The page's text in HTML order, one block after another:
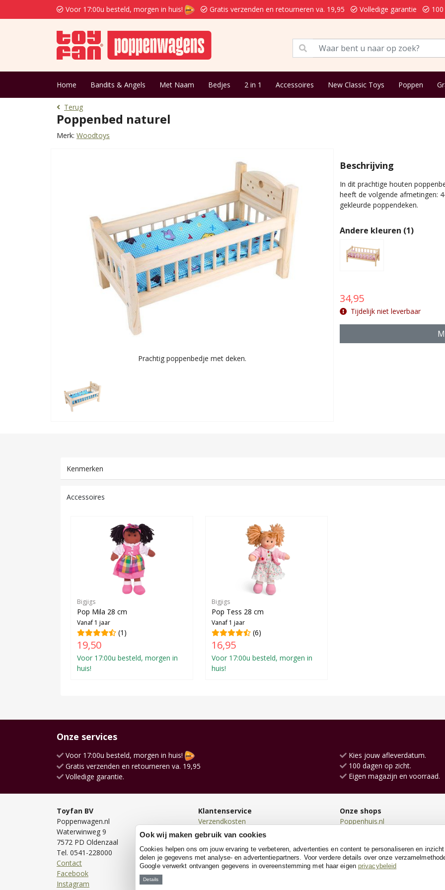
Voor 17:00u besteld, morgen in huis! Gratis verzenden en retourneren va. 19,95 Volledige garantie
Home Bandits & Angels Met Naam Bedjes 2 in 1 Accessoires New Classic Toys Poppen
Terug
Poppenbed naturel
Merk: Woodtoys
Prachtig poppenbedje met deken.
Beschrijving
In dit prachtige houten
heeft de volgende afmetingen:
gekleurde poppendeken.
Andere kleuren (1)
34,95
Tijdelijk niet leverbaar
Kenmerken
Accessoires
Bigjigs
Pop Mila 28 cm
Vanaf 1 jaar
(1)
19,50
Voor 17:00u besteld, morgen in
huis!
Bigjigs
Pop Tess 28 cm
Vanaf 1 jaar
(6)
16,95
Voor 17:00u besteld, morgen in
huis!
Onze services
Voor 17:00u besteld, morgen in huis!
Gratis verzenden en retourneren va. 19,95
Volledige garantie.
Kies jouw afleverdatum.
100 dagen op zicht.
Eigen magazijn en voorraad.
Toyfan BV
Poppenwagen.nl
Waterwinweg 9
7572 PD Oldenzaal
Tel. 0541-228000
Contact
Facebook
Instagram
Klantenservice
Verzendkosten
Bezorgen
Betalen
Retourneren
Onze shops
Poppenhuis.nl
Loopauto.nl
Loopwagens.nl
Ook wij maken gebruik van cookies
Cookies helpen ons om jouw ervaring te verbeteren, advertenties en content te personaliseren en
delen je gegevens met analyse- en advertentiepartners. Voor verdere details over onze
Google verwerkt ontvangen gegevens in overeenstemming met haar eigen privacybeleid
Details